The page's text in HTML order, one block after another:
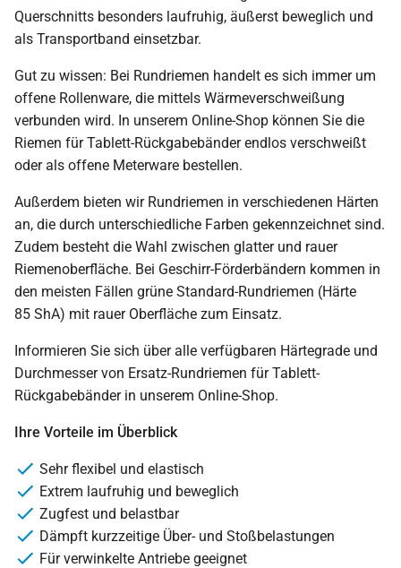
Querschnitts besonders laufruhig, äußerst beweglich und
als Transportband einsetzbar.
Gut zu wissen: Bei Rundriemen handelt es sich immer um
offene Rollenware, die mittels Wärmeverschweißung
verbunden wird. In unserem Online-Shop können Sie die
Riemen für Tablett-Rückgabebänder endlos verschweißt
oder als offene Meterware bestellen.
Außerdem bieten wir Rundriemen in verschiedenen Härten
an, die durch unterschiedliche Farben gekennzeichnet sind.
Zudem besteht die Wahl zwischen glatter und rauer
Riemenoberfläche. Bei Geschirr-Förderbändern kommen in
den meisten Fällen grüne Standard-Rundriemen (Härte
85 ShA) mit rauer Oberfläche zum Einsatz.
Informieren Sie sich über alle verfügbaren Härtegrade und
Durchmesser von Ersatz-Rundriemen für Tablett-
Rückgabebänder in unserem Online-Shop.
Ihre Vorteile im Überblick
Sehr flexibel und elastisch
Extrem laufruhig und beweglich
Zugfest und belastbar
Dämpft kurzzeitige Über- und Stoßbelastungen
Für verwinkelte Antriebe geeignet